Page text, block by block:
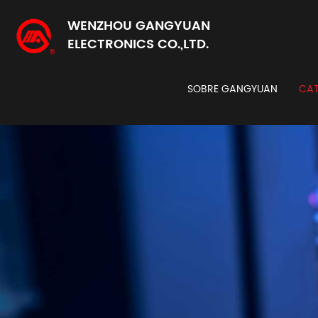
WENZHOU GANGYUAN
ELECTRONICS CO.,LTD.
SOBRE GANGYUAN